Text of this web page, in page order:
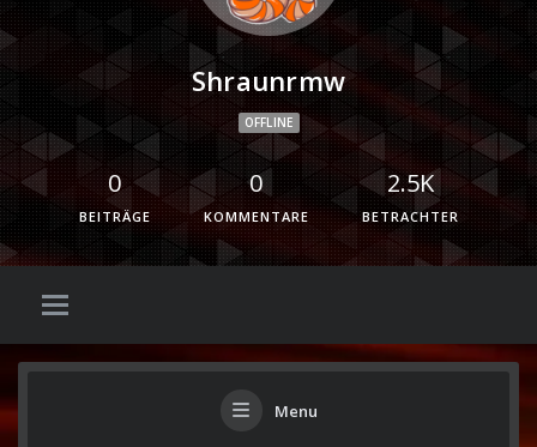
Shraunrmw
OFFLINE
0
BEITRÄGE
0
KOMMENTARE
2.5K
BETRACHTER
Menu